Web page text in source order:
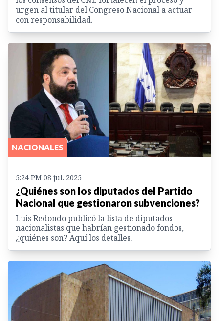
urgen al titular del Congreso Nacional a actuar
con responsabilidad.
NACIONALES
5:24 PM 08 jul. 2025
¿Quiénes son los diputados del Partido
Nacional que gestionaron subvenciones?
Luis Redondo publicó la lista de diputados
nacionalistas que habrían gestionado fondos,
¿quiénes son? Aquí los detalles.